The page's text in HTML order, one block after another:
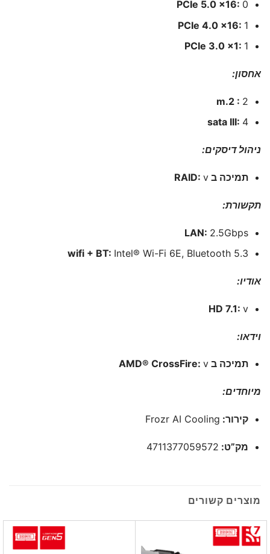
PCIe 5.0 x16: 0
PCIe 4.0 x16: 1
PCIe 3.0 x1: 1
אחסון:
m.2 : 2
sata III: 4
ניהול דיסקים:
תמיכה ב RAID: v
תקשורת:
LAN: 2.5Gbps
wifi + BT: Intel® Wi-Fi 6E, Bluetooth 5.3
אודיו:
HD 7.1:v
וידאו:
תמיכה ב AMD® CrossFire: v
מיוחדים:
קירור: Frozr AI Cooling
מק”ט: 4711377059572
מוצרים קשורים